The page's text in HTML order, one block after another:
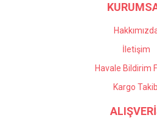
İletişim
Havale Bildirim
Kargo